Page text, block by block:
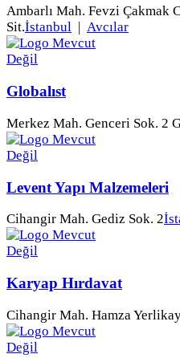
Ambarlı Mah. Fevzi Çakmak
Sit.İstanbul Avcılar
Globalıst
Merkez Mah. Genceri Sok. 2
Levent Yapı Malzemeleri
Cihangir Mah. Gediz Sok. 2
Karyap Hırdavat
Cihangir Mah. Hamza